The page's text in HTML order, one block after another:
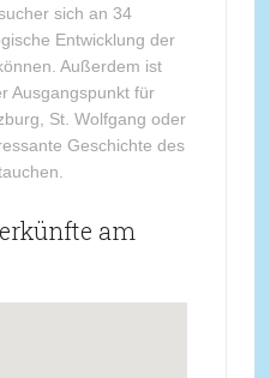
sich an 34
Entwicklung der
Außerdem ist
Ausgangspunkt für
St. Wolfgang oder
Geschichte des
am